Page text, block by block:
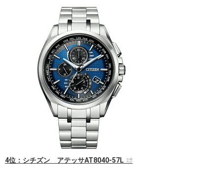
4位：シチズン アテッサAT8040-57L